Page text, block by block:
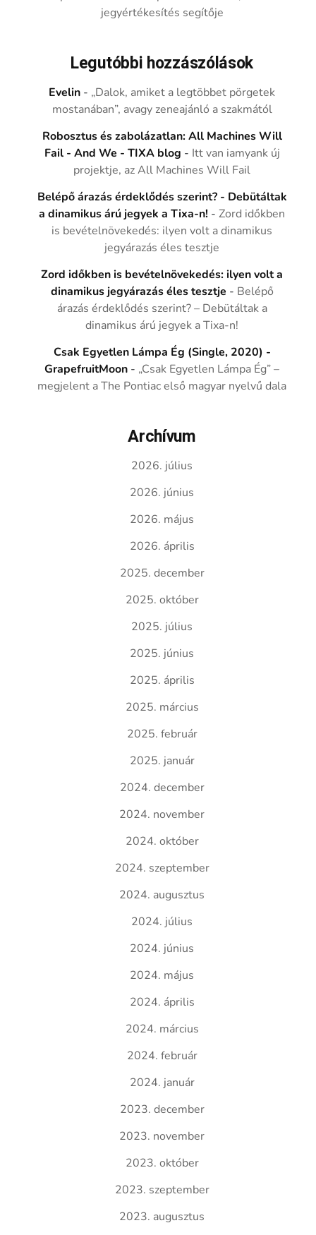
jegyértékesítés segítője
Legutóbbi hozzászólások
Evelin - „Dalok, amiket a legtöbbet pörgetek
mostanában”, avagy zeneajánló a szakmától
Robosztus és zabolázatlan: All Machines Will
Fail - And We - TIXA blog - Itt van iamyank új
projektje, az All Machines Will Fail
Belépő árazás érdeklődés szerint? - Debütáltak
a dinamikus árú jegyek a Tixa-n! -Zord időkben
is bevételnövekedés: ilyen volt a dinamikus
jegyárazás éles tesztje
Zord időkben is bevételnövekedés: ilyen volt a
dinamikus jegyárazás éles tesztje - Belépő
árazás érdeklődés szerint? – Debütáltak a
dinamikus árú jegyek a Tixa-n!
Csak Egyetlen Lámpa Ég (Single, 2020) -
GrapefruitMoon - „Csak Egyetlen Lámpa Ég” –
megjelent a The Pontiac első magyar nyelvű dala
Archívum
2026. július
2026. június
2026. május
2026. április
2025. december
2025. október
2025. július
2025. június
2025. április
2025. március
2025. február
2025. január
2024. december
2024. november
2024. október
2024. szeptember
2024. augusztus
2024. július
2024. június
2024. május
2024. április
2024. március
2024. február
2024. január
2023. december
2023. november
2023. október
2023. szeptember
2023. augusztus